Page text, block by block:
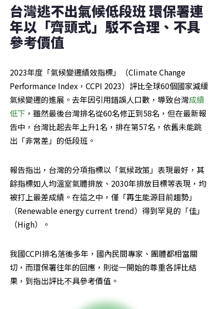
台灣逃不出氣候低段班 環保署連
年以「齊頭式」駁不合理、不具
參考價值
2023年度「氣候變遷績效指標」（Climate Change
Performance Index，CCPI 2023）評比全球60個國家減緩
氣候變遷的進展。去年因引用錯誤人口數，導致台灣成績
低下 ，雖然最後台灣排名從60名修正到58名，但在最新報
告中，台灣比起去年上升1名，排在第57名，依舊未能跳
出「非常差」的低段班。
報告指出，台灣的分項指標以「氣候政策」表現最好，其
餘指標如人均溫室氣體排放、2030年排放目標等表現，均
被打上最差成績。在這之中，僅「再生能源目前趨勢」
（Renewable energy current trend）得到罕見的「佳」
（High）。
我國CCPI排名落後多年，國內民間專家、團體都相當關
切，而環保署往年的回應，則從一開始的尊重各評比結
果，到指出評比不具參考價值。